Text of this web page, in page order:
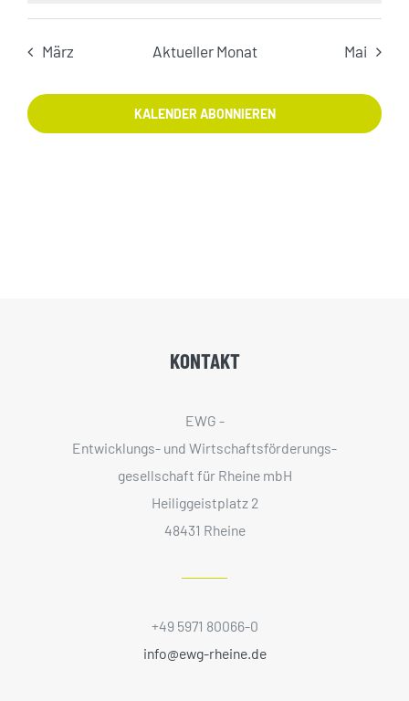
März Aktueller Monat Mai
KALENDER ABONNIEREN
KONTAKT
EWG -
Entwicklungs- und Wirtschaftsförderungs­
gesellschaft für Rheine mbH
Heiliggeistplatz 2
48431 Rheine
+49 5971 80066-0
info@ewg-rheine.de